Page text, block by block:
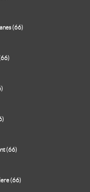
(66)
(66)
(66)